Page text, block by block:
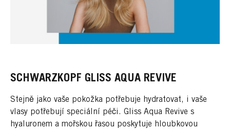
SCHWARZKOPF GLISS AQUA REVIVE
Stejně jako vaše pokožka potřebuje hydratovat, i vaše
vlasy potřebují speciální péči. Gliss Aqua Revive s
hyaluronem a mořskou řasou poskytuje hloubkovou